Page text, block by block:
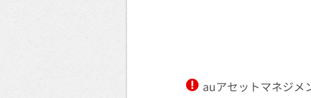
auアセットマネジメ